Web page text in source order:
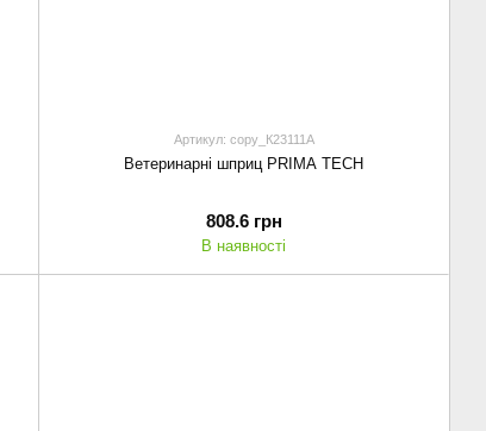
Артикул: copy_К23111А
Ветеринарні шприц PRIMA TECH
808.6 грн
В наявності